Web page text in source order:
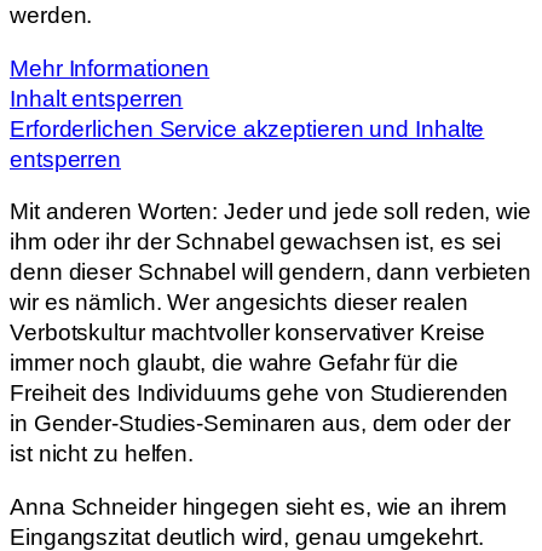
werden.
Mehr Informationen
Inhalt entsperren
Erforderlichen Service akzeptieren und Inhalte
entsperren
Mit anderen Worten: Jeder und jede soll reden, wie
ihm oder ihr der Schnabel gewachsen ist, es sei
denn dieser Schnabel will gendern, dann verbieten
wir es nämlich. Wer angesichts dieser realen
Verbotskultur machtvoller konservativer Kreise
immer noch glaubt, die wahre Gefahr für die
Freiheit des Individuums gehe von Studierenden
in Gender-Studies-Seminaren aus, dem oder der
ist nicht zu helfen.
Anna Schneider hingegen sieht es, wie an ihrem
Eingangszitat deutlich wird, genau umgekehrt.